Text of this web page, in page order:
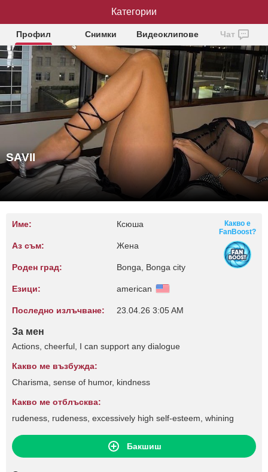
SAVII
Профил Снимки Видеоклипове Чат
SAVII
Име: Ксюша
Аз съм: Жена
Роден град: Bonga, Bonga city
Езици: american
Последно излъчване: 23.04.26 3:05 AM
Какво е
FanBoost?
За мен
Actions, cheerful, I can support any dialogue
Какво ме възбужда:
Charisma, sense of humor, kindness
Какво ме отблъсква:
rudeness, rudeness, excessively high self-esteem, whining
Бакшиш
Категории